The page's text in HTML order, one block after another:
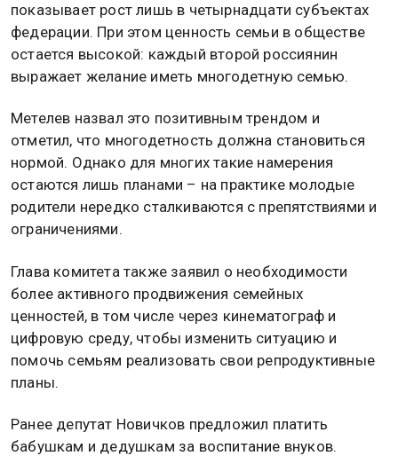
показывает рост лишь в четырнадцати субъектах
федерации. При этом ценность семьи в обществе
остается высокой: каждый второй россиянин
выражает желание иметь многодетную семью.
Метелев назвал это позитивным трендом и
отметил, что многодетность должна становиться
нормой. Однако для многих такие намерения
остаются лишь планами – на практике молодые
родители нередко сталкиваются с препятствиями и
ограничениями.
Глава комитета также заявил о необходимости
более активного продвижения семейных
ценностей, в том числе через кинематограф и
цифровую среду, чтобы изменить ситуацию и
помочь семьям реализовать свои репродуктивные
планы.
Ранее депутат Новичков предложил платить
бабушкам и дедушкам за воспитание внуков.